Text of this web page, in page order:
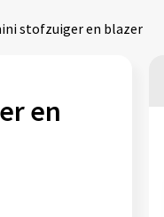
stofzuiger en blazer
en